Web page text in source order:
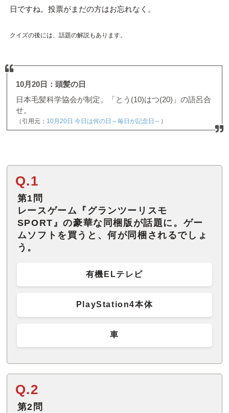
日ですね。投票がまだの方はお忘れなく。
クイズの後には、話題の解説もあります。
10月20日：頭髪の日
日本毛髪科学協会が制定。「とう(10)はつ(20)」の語呂合
せ。
（引用元： 10月20日 今日は何の日～毎日が記念日～ ）
Q.1
第1問
レースゲーム『グランツーリスモ
SPORT』の豪華な同梱版が話題に。ゲー
ムソフトを買うと、何が同梱されるでしょ
う。
有機ELテレビ
PlayStation4本体
車
Q.2
第2問